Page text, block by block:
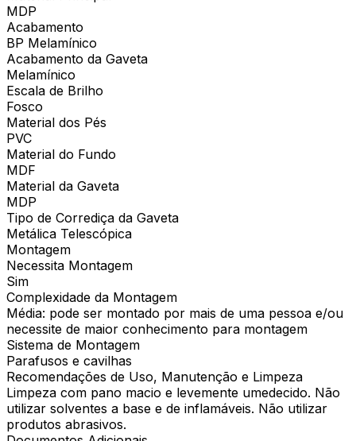
MDP
Acabamento
BP Melamínico
Acabamento da Gaveta
Melamínico
Escala de Brilho
Fosco
Material dos Pés
PVC
Material do Fundo
MDF
Material da Gaveta
MDP
Tipo de Corrediça da Gaveta
Metálica Telescópica
Montagem
Necessita Montagem
Sim
Complexidade da Montagem
Média: pode ser montado por mais de uma pessoa e/ou
necessite de maior conhecimento para montagem
Sistema de Montagem
Parafusos e cavilhas
Recomendações de Uso, Manutenção e Limpeza
Limpeza com pano macio e levemente umedecido. Não
utilizar solventes a base e de inflamáveis. Não utilizar
produtos abrasivos.